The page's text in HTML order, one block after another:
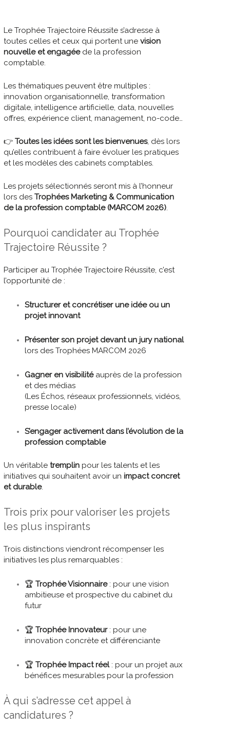
Le Trophée Trajectoire Réussite s’adresse à
toutes celles et ceux qui portent unevision
nouvelle et engagéede la profession
comptable.
Les thématiques peuvent être multiples :
innovation organisationnelle, transformation
digitale, intelligence artificielle, data, nouvelles
offres, expérience client, management, no-code…
👉Toutes les idées sont les bienvenues, dès lors
qu’elles contribuent à faire évoluer les pratiques
et les modèles des cabinets comptables.
Les projets sélectionnés seront mis à l’honneur
lors desTrophées Marketing & Communication
de la profession comptable (MARCOM 2026).
Pourquoi candidater au Trophée
Trajectoire Réussite ?
Participer au Trophée Trajectoire Réussite, c’est
l’opportunité de :
Structurer et concrétiser une idée ou un
projet innovant
Présenter son projet devant un jury national
lors des Trophées MARCOM 2026
Gagner en visibilitéauprès de la profession
et des médias
(Les Échos, réseaux professionnels, vidéos,
presse locale)
S’engager activement dans l’évolution de la
profession comptable
Un véritabletremplin pour les talents et les
initiatives qui souhaitent avoir unimpact concret
et durable.
Trois prix pour valoriser les projets
les plus inspirants
Trois distinctions viendront récompenser les
initiatives les plus remarquables :
🏆Trophée Visionnaire: pour une vision
ambitieuse et prospective du cabinet du
futur
🏆Trophée Innovateur: pour une
innovation concrète et différenciante
🏆Trophée Impact réel: pour un projet aux
bénéfices mesurables pour la profession
À qui s’adresse cet appel à
candidatures ?